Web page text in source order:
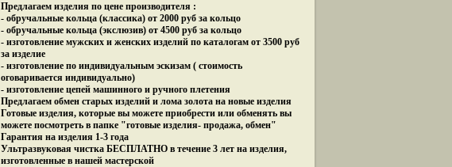
Предлагаем изделия по цене производителя :
- обручальные кольца (классика) от 2000 руб за кольцо
- обручальные кольца (экслюзив) от 4500 руб за кольцо
- изготовление мужских и женских изделий по каталогам от 3500 руб
за изделие
- изготовление по индивидуальным эскизам ( стоимость
оговаривается индивидуально)
- изготовление цепей машинного и ручного плетения
Предлагаем обмен старых изделий и лома золота на новые изделия
Готовые изделия, которые вы можете приобрести или обменять вы
можете посмотреть в папке "готовые изделия- продажа, обмен"
Гарантия на изделия 1-3 года
Ультразвуковая чистка БЕСПЛАТНО в течение 3 лет на изделия,
изготовленные в нашей мастерской